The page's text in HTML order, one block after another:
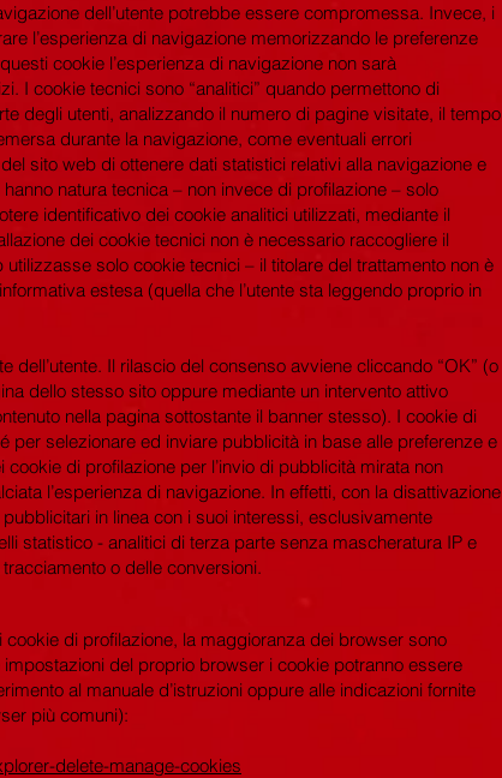
dell’utente potrebbe essere compromessa. Invece, i
l’esperienza di navigazione memorizzando le preferenze
cookie l’esperienza di navigazione non sarà
I cookie tecnici sono “analitici” quando permettono di
degli utenti, analizzando il numero di pagine visitate, il tempo
durante la navigazione, come eventuali errori
sito web di ottenere dati statistici relativi alla navigazione e
natura tecnica – non invece di profilazione – solo
identificativo dei cookie analitici utilizzati, mediante il
dei cookie tecnici non è necessario raccogliere il
solo cookie tecnici – il titolare del trattamento non è
estesa (quella che l’utente sta leggendo proprio in
Il rilascio del consenso avviene cliccando “OK” (o
dello stesso sito oppure mediante un intervento attivo
nella pagina sottostante il banner stesso). I cookie di
per selezionare ed inviare pubblicità in base alle preferenze e
cookie di profilazione per l’invio di pubblicità mirata non
l’esperienza di navigazione. In effetti, con la disattivazione
in linea con i suoi interessi, esclusivamente
statistico - analitici di terza parte senza mascheratura IP e
o delle conversioni.
cookie di profilazione, la maggioranza dei browser sono
del proprio browser i cookie potranno essere
al manuale d’istruzioni oppure alle indicazioni fornite
più comuni):
delete-manage-cookies